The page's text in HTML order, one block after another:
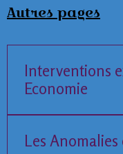
Autres pages
Interventions
Economie
Les